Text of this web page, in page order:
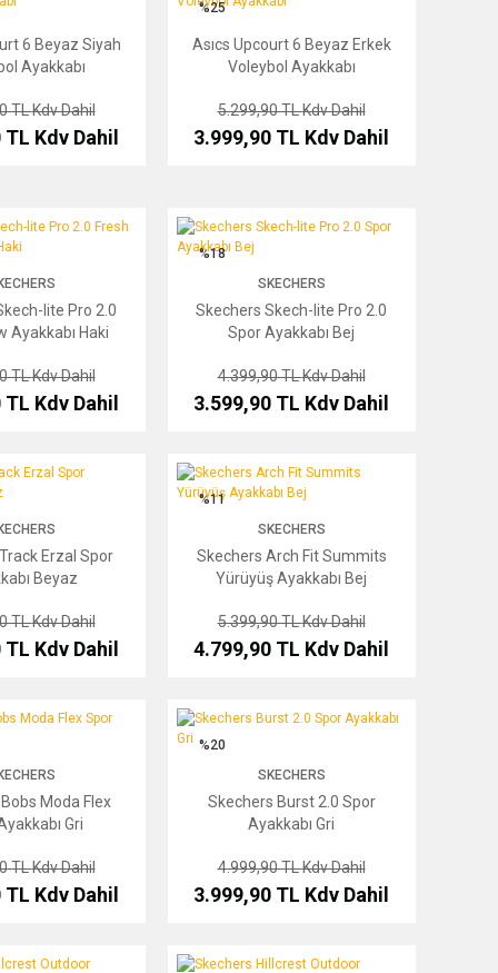
6 Beyaz Siyah
Ayakkabı
TLKdv Dahil
TL Kdv Dahil
%25
Asıcs Upcourt 6 Beyaz Erkek
Voleybol Ayakkabı
5.299,90 TLKdv Dahil
3.999,90 TL Kdv Dahil
lite Pro 2.0 Fresh Flow Ayakkabı Haki
lite Pro 2.0
Ayakkabı Haki
TLKdv Dahil
TL Kdv Dahil
Skechers Skech-lite Pro 2.0 Spor Ayakkabı Bej
%18
SKECHERS
Skechers Skech-lite Pro 2.0
Spor Ayakkabı Bej
4.399,90 TLKdv Dahil
3.599,90 TL Kdv Dahil
Spor Ayakkabı Beyaz
Erzal Spor
Beyaz
TLKdv Dahil
TL Kdv Dahil
Skechers Arch Fit Summits Yürüyüş Ayakkabı Bej
%11
SKECHERS
Skechers Arch Fit Summits
Yürüyüş Ayakkabı Bej
5.399,90 TLKdv Dahil
4.799,90 TL Kdv Dahil
Flex Spor Ayakkabı Gri
Moda Flex
Gri
TLKdv Dahil
TL Kdv Dahil
Skechers Burst 2.0 Spor Ayakkabı Gri
%20
SKECHERS
Skechers Burst 2.0 Spor
Ayakkabı Gri
4.999,90 TLKdv Dahil
3.999,90 TL Kdv Dahil
Outdoor Ayakkabı Gri
Skechers Hillcrest Outdoor Ayakkabı Siyah